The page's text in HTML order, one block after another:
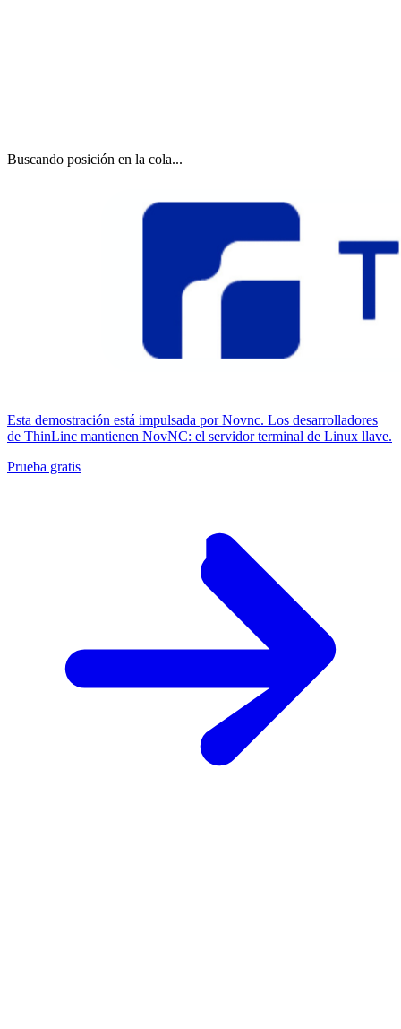
Buscando posición en la cola...
Esta demostración está impulsada por Novnc. Los desarrolladores
de ThinLinc mantienen NovNC: el servidor terminal de Linux llave.
Prueba gratis